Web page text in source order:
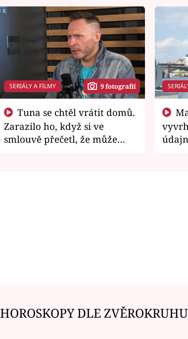
SERIÁLY A FILMY 9 fotografií
Zarazilo ho, když si ve
smlouvě přečetl, že může
HOROSKOPY DLE ZVĚROKRUHU